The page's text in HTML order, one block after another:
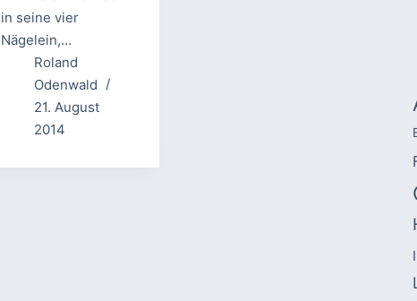
in seine vier
Nägelein,…
Roland
Odenwald
21. August
2014